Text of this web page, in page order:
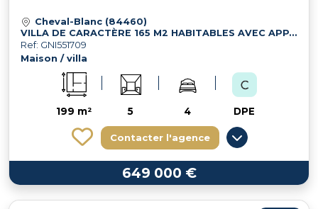
Cheval-Blanc (84460)
VILLA DE CARACTÈRE 165 M2 HABITABLES AVEC APPARTEMENT INDÉPENDANT, GARAGE, TERRAIN ATTENANT AVEC PISCINE
Ref: GNI551709
Maison / villa
199 m² 5 4 DPE
Contacter l'agence
649 000 €